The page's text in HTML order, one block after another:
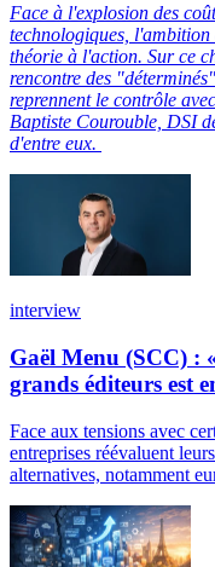
Face à l'explosion des
technologiques, l'ambition
théorie à l'action. Sur ce
rencontre des
reprennent le contrôle
Baptiste Courouble, DSI
d'entre eux.
interview
Gaël Menu (SCC) :
grands éditeurs est
Face aux tensions avec
entreprises réévaluent
alternatives, notamment